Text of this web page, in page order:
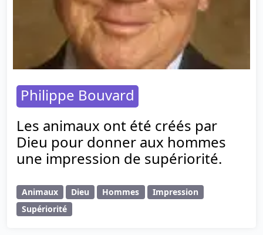
Philippe Bouvard
Les animaux ont été créés par
Dieu pour donner aux hommes
une impression de supériorité.
Animaux Dieu Hommes
Impression
Supériorité